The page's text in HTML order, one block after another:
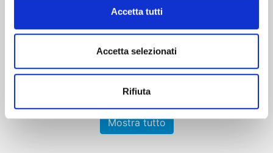
Accetta tutti
Accetta selezionati
Rifiuta
€ 5,90
Mostra tutto